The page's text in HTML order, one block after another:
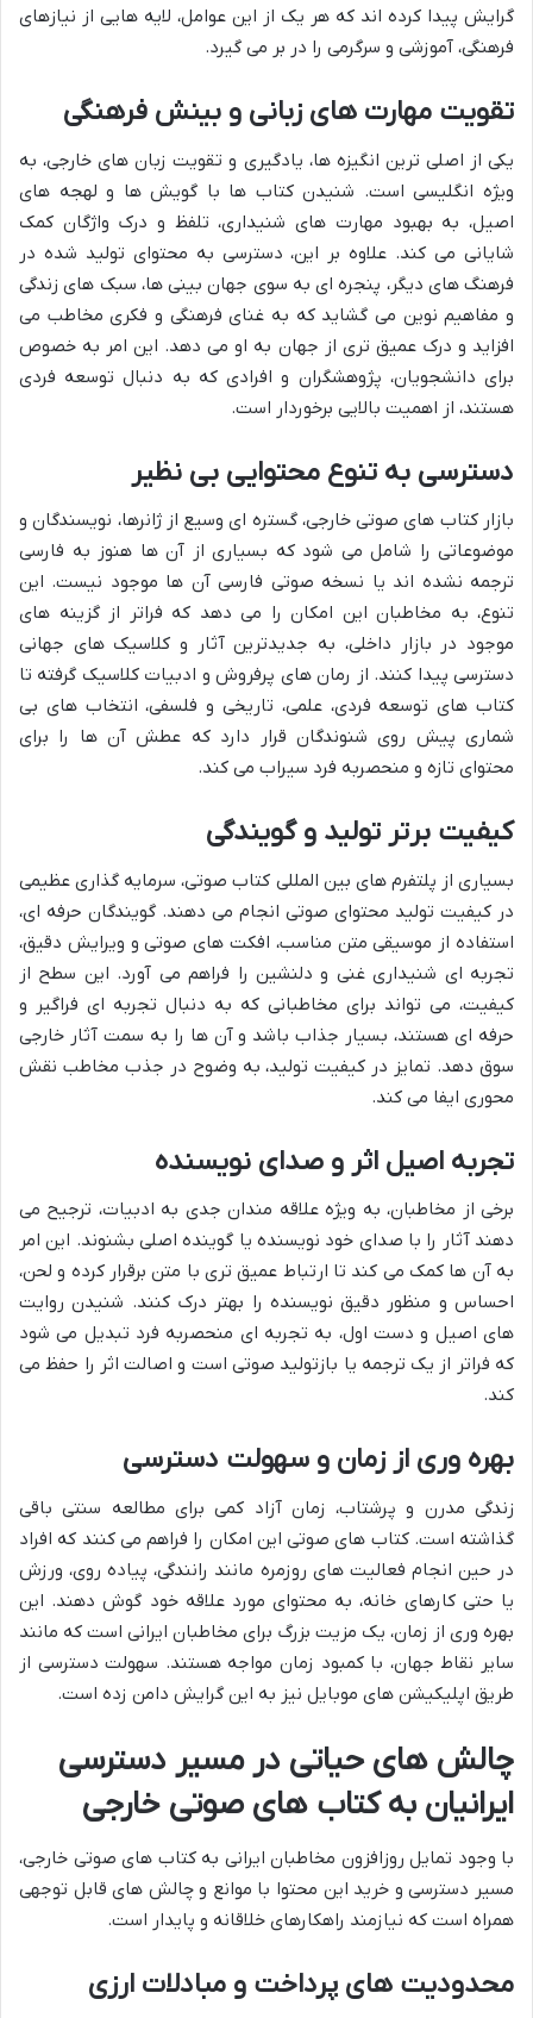
گرایش پیدا کرده اند که هر یک از این عوامل، لایه هایی از نیازهای
فرهنگی، آموزشی و سرگرمی را در بر می گیرد.
تقویت مهارت های زبانی و بینش فرهنگی
یکی از اصلی ترین انگیزه ها، یادگیری و تقویت زبان های خارجی، به
ویژه انگلیسی است. شنیدن کتاب ها با گویش ها و لهجه های
اصیل، به بهبود مهارت های شنیداری، تلفظ و درک واژگان کمک
شایانی می کند. علاوه بر این، دسترسی به محتوای تولید شده در
فرهنگ های دیگر، پنجره ای به سوی جهان بینی ها، سبک های زندگی
و مفاهیم نوین می گشاید که به غنای فرهنگی و فکری مخاطب می
افزاید و درک عمیق تری از جهان به او می دهد. این امر به خصوص
برای دانشجویان، پژوهشگران و افرادی که به دنبال توسعه فردی
هستند، از اهمیت بالایی برخوردار است.
دسترسی به تنوع محتوایی بی نظیر
بازار کتاب های صوتی خارجی، گستره ای وسیع از ژانرها، نویسندگان و
موضوعاتی را شامل می شود که بسیاری از آن ها هنوز به فارسی
ترجمه نشده اند یا نسخه صوتی فارسی آن ها موجود نیست. این
تنوع، به مخاطبان این امکان را می دهد که فراتر از گزینه های
موجود در بازار داخلی، به جدیدترین آثار و کلاسیک های جهانی
دسترسی پیدا کنند. از رمان های پرفروش و ادبیات کلاسیک گرفته تا
کتاب های توسعه فردی، علمی، تاریخی و فلسفی، انتخاب های بی
شماری پیش روی شنوندگان قرار دارد که عطش آن ها را برای
محتوای تازه و منحصربه فرد سیراب می کند.
کیفیت برتر تولید و گویندگی
بسیاری از پلتفرم های بین المللی کتاب صوتی، سرمایه گذاری عظیمی
در کیفیت تولید محتوای صوتی انجام می دهند. گویندگان حرفه ای،
استفاده از موسیقی متن مناسب، افکت های صوتی و ویرایش دقیق،
تجربه ای شنیداری غنی و دلنشین را فراهم می آورد. این سطح از
کیفیت، می تواند برای مخاطبانی که به دنبال تجربه ای فراگیر و
حرفه ای هستند، بسیار جذاب باشد و آن ها را به سمت آثار خارجی
سوق دهد. تمایز در کیفیت تولید، به وضوح در جذب مخاطب نقش
محوری ایفا می کند.
تجربه اصیل اثر و صدای نویسنده
برخی از مخاطبان، به ویژه علاقه مندان جدی به ادبیات، ترجیح می
دهند آثار را با صدای خود نویسنده یا گوینده اصلی بشنوند. این امر
به آن ها کمک می کند تا ارتباط عمیق تری با متن برقرار کرده و لحن،
احساس و منظور دقیق نویسنده را بهتر درک کنند. شنیدن روایت
های اصیل و دست اول، به تجربه ای منحصربه فرد تبدیل می شود
که فراتر از یک ترجمه یا بازتولید صوتی است و اصالت اثر را حفظ می
کند.
بهره وری از زمان و سهولت دسترسی
زندگی مدرن و پرشتاب، زمان آزاد کمی برای مطالعه سنتی باقی
گذاشته است. کتاب های صوتی این امکان را فراهم می کنند که افراد
در حین انجام فعالیت های روزمره مانند رانندگی، پیاده روی، ورزش
یا حتی کارهای خانه، به محتوای مورد علاقه خود گوش دهند. این
بهره وری از زمان، یک مزیت بزرگ برای مخاطبان ایرانی است که مانند
سایر نقاط جهان، با کمبود زمان مواجه هستند. سهولت دسترسی از
طریق اپلیکیشن های موبایل نیز به این گرایش دامن زده است.
چالش های حیاتی در مسیر دسترسی
ایرانیان به کتاب های صوتی خارجی
با وجود تمایل روزافزون مخاطبان ایرانی به کتاب های صوتی خارجی،
مسیر دسترسی و خرید این محتوا با موانع و چالش های قابل توجهی
همراه است که نیازمند راهکارهای خلاقانه و پایدار است.
محدودیت های پرداخت و مبادلات ارزی